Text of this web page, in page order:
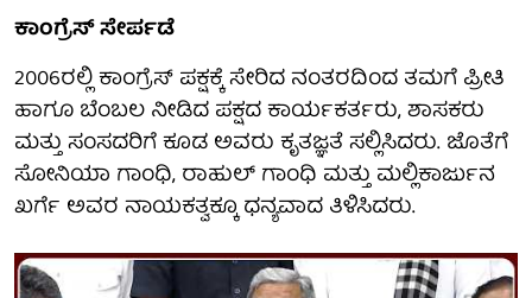
ಕಾಂಗ್ರೆಸ್ ಸೇರ್ಪಡೆ
2006ರಲ್ಲಿ ಕಾಂಗ್ರೆಸ್‌ ಪಕ್ಷಕ್ಕೆ ಸೇರಿದ ನಂತರದಿಂದ ತಮಗೆ ಪ್ರೀತಿ
ಹಾಗೂ ಬೆಂಬಲ ನೀಡಿದ ಪಕ್ಷದ ಕಾರ್ಯಕರ್ತರು, ಶಾಸಕರು
ಮತ್ತು ಸಂಸದರಿಗೆ ಕೂಡ ಅವರು ಕೃತಜ್ಞತೆ ಸಲ್ಲಿಸಿದರು. ಜೊತೆಗೆ
ಸೋನಿಯಾ ಗಾಂಧಿ, ರಾಹುಲ್ ಗಾಂಧಿ ಮತ್ತು ಮಲ್ಲಿಕಾರ್ಜುನ
ಖರ್ಗೆ ಅವರ ನಾಯಕತ್ವಕ್ಕೂ ಧನ್ಯವಾದ ತಿಳಿಸಿದರು.